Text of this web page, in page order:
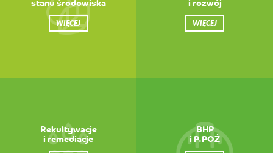
stanu środowiska
WIĘCEJ
i rozwój
WIĘCEJ
Rekultywacje
i remediacje
BHP
i P.POŻ